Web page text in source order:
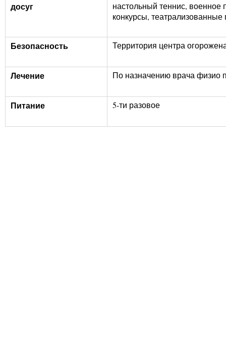
досуг
настольный теннис, военное
конкурсы, театрализованные
Безопасность Территория центра
Лечение По назначению врача физио
Питание 5-ти разовое